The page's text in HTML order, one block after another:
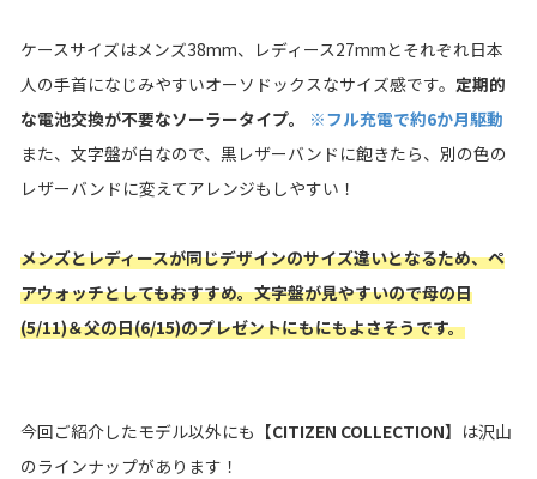
ケースサイズはメンズ38mm、レディース27mmとそれぞれ日本
人の手首になじみやすいオーソドックスなサイズ感です。 定期的
な電池交換が不要なソーラータイプ。 ※フル充電で約6か月駆動
また、文字盤が白なので、黒レザーバンドに飽きたら、別の色の
レザーバンドに変えてアレンジもしやすい！
メンズとレディースが同じデザインのサイズ違いとなるため、ペ
アウォッチとしてもおすすめ。文字盤が見やすいので母の日
(5/11)＆父の日(6/15)のプレゼントにもにもよさそうです。
今回ご紹介したモデル以外にも 【CITIZEN COLLECTION】 は沢山
のラインナップがあります！